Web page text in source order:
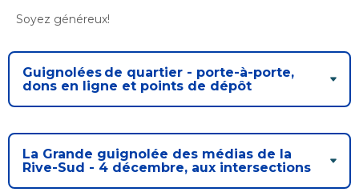
fenêtre
contractuelle
fenêtre
Bureau protecteur citoyen
Centre-ville de Longueuil
Centre-ville de Longueuil
Cour municipale et contravention
Cour municipale et contravention
Office de participation publique de Longueuil
Office de participation publique de Longueuil
Ouvre
dans
Soyez généreux!
Guignolées de quartier - porte-à-porte,
dons en ligne et points de dépôt
La Grande guignolée des médias de la
Rive-Sud - 4 décembre, aux intersections